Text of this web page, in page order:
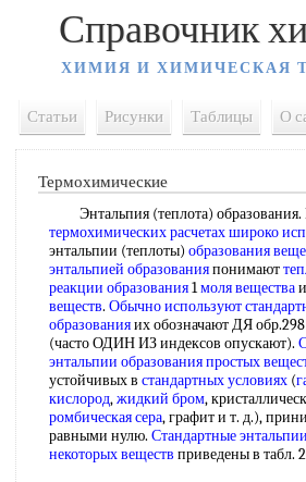
Справочник
ХИМИЯ И ХИМИЧЕСКАЯ
Статьи Рисунки Таблицы О
Термохимические
Энтальпия (теплота) образования.
термохимических расчетахшироко
энтальпии (теплоты) образования
энтальпией образованияпонимают
реакции образования1моля вещества
веществ. Обычно используют
образованияих обозначают ДЯ
(часто ОДИН ИЗ индексов опускают).
энтальпии образованияпростых
устойчивых в стандартных условиях (
кислород,жидкий бром,
ромбическая сера, графит и т. д.),
равными нулю. Стандартные
некоторых веществ приведены в табл.